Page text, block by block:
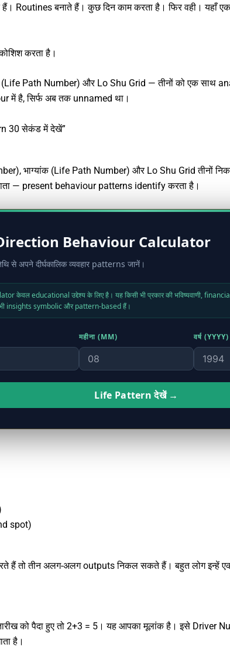
Routines बनाते हैं। कुछ दिन काम करता है। फिर वही।यहाँ
करता है।
Path Number) और Lo Shu Grid — तीनों को एक साथ
में है, सिर्फ अब तक unnamed था।
30 सेकंड में देखें”
भाग्यांक (Life Path Number) और Lo Shu Grid तीनों
— present behaviour patterns identify करता है।
Behaviour Calculator
से अपने दीर्घकालिक व्यवहार patterns जानें।
केवल educational उद्देश्य के लिए है। यह किसी भी प्रकार की भविष्यवाणी,
insights symbolic और pattern-based हैं।
महीना (MM) वर्ष (YYYY)
Life Pattern देखें →
spot)
हैं तो तीन अलग-अलग outputs निकल सकते हैं। बहुत लोग
को पैदा हुए तो 2+3 = 5। यह आपका मूलांक है। इसे Driver
है।